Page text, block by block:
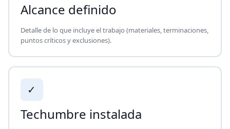
Alcance definido
Detalle de lo que incluye el trabajo (materiales, terminaciones,
puntos críticos y exclusiones).
✓
Techumbre instalada